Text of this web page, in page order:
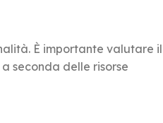
È importante valutare il
a seconda delle risorse